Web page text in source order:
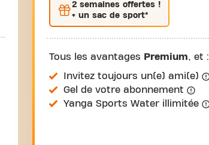
2 semainesoffertes !
+ un sac de sport*
Tous les avantages Premium, et :
Invitez toujours un(e) ami(e)
Gel de votre abonnement
Yanga Sports Water illimitée